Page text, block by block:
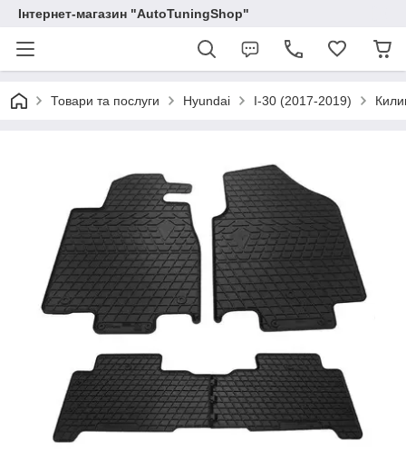
Інтернет-магазин "AutoTuningShop"
Товари та послуги Hyundai I-30 (2017-2019)